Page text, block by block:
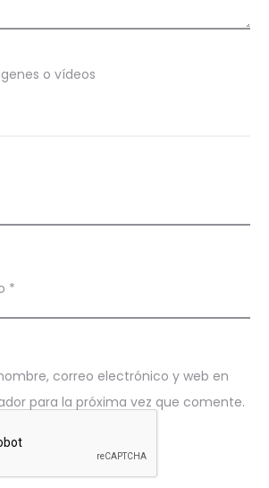
o vídeos
*
correo electrónico y web en
para la próxima vez que comente.